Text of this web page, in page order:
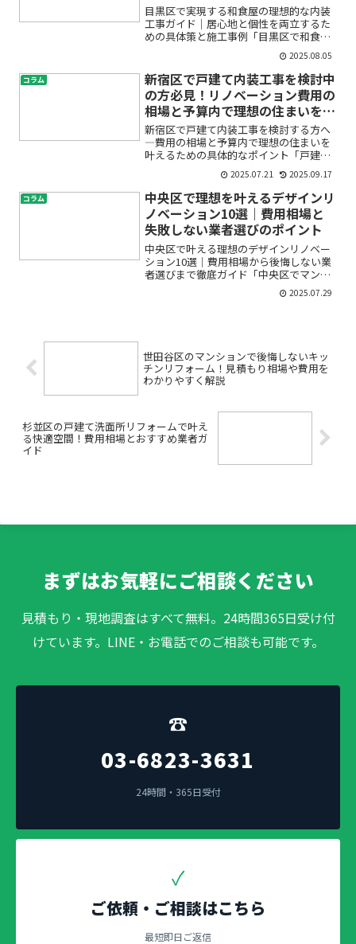
目黒区で実現する和食屋の理想的な内装
工事ガイド｜居心地と個性を両立するた
めの具体策と施工事例「目黒区で和食屋
を開業したいけど、どんな内装工事をす
ればいいの？」「和風モダンな空間って
どう作れるの？」と、お悩みではありま
せんか。初めての飲食店リ...
2025.08.05
コラム
新宿区で戸建て内装工事を検討中
の方必見！リノベーション費用の
相場と予算内で理想の住まいを実
現するポイント
新宿区で戸建て内装工事を検討する方へ
―費用の相場と予算内で理想の住まいを
叶えるための具体的なポイント「戸建て
の内装工事をしたいけれど、費用の相場
が分からず不安」「リフォームの見積も
りが高いのか妥当なのか見極められな
い」「予算内で理想の仕上が...
2025.07.21 2025.09.17
コラム
中央区で理想を叶えるデザインリ
ノベーション10選｜費用相場と
失敗しない業者選びのポイント
中央区で叶える理想のデザインリノベー
ション10選｜費用相場から後悔しない業
者選びまで徹底ガイド「中央区でマンシ
ョンや中古住宅のリノベーションを考え
ているけれど、何から始めたらいい2025.07.29
世田谷区のマンションで後悔しないキッ
チンリフォーム！見積もり相場や費用を
わかりやすく解説
杉並区の戸建て洗面所リフォームで叶え
る快適空間！費用相場とおすすめ業者ガ
イド
まずはお気軽にご相談ください
見積もり・現地調査はすべて無料。24時間365日受け付
けています。LINE・お電話でのご相談も可能です。
☎
03-6823-3631
24時間・365日受付
✓
ご依頼・ご相談はこちら
最短即日ご返信